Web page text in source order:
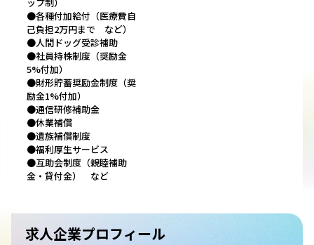
ップ制）
●各種付加給付（医療費自
己負担2万円まで など）
●人間ドッグ受診補助
●社員持株制度（奨励金
5%付加）
●財形貯蓄奨励金制度（奨
励金1%付加）
●通信研修補助金
●休業補償
●遺族補償制度
●福利厚生サービス
●互助会制度（親睦補助
金・貸付金） など
求人企業プロフィール